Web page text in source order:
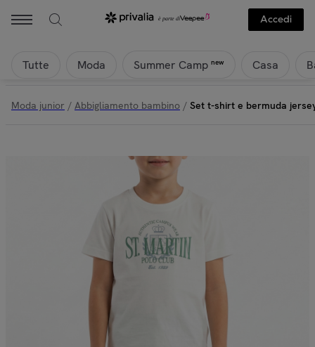
Accedi
Tutte Moda Summer Camp new Casa
Moda junior / Abbigliamento bambino / Set t-shirt e bermuda